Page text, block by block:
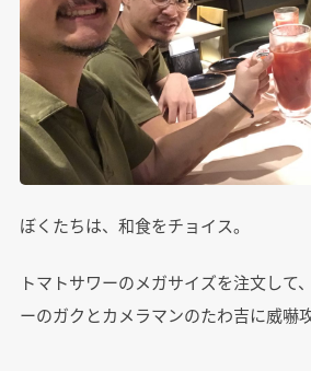
ぼくたちは、和食をチョイス。
トマトサワーのメガサイズを注文して
ーのガクとカメラマンのたわ吉に威嚇